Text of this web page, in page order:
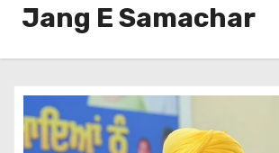
Jang E Samachar